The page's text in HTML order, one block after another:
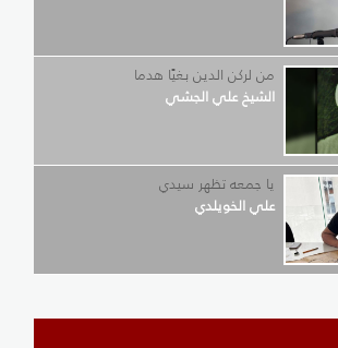
من لركن الدين بغيًا هدما
الشيخ علي الجشي
يا جمعه تظهر سيدي
علي الخويلدي